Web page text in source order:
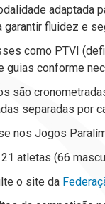
adaptada
fluidez e
como PTVI
guias conforme
são
separadas por
nos Jogos
atletas (66
o site da